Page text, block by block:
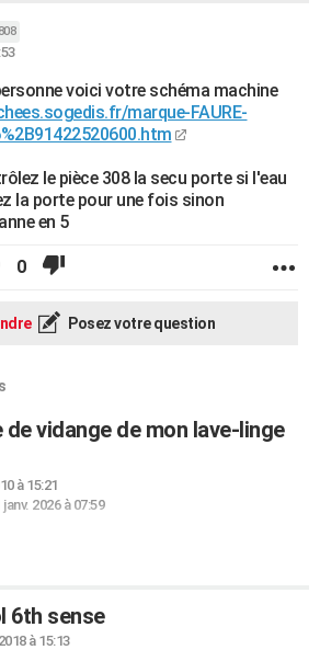
voici votre schéma machine
marque-FAURE-
le pièce 308 la secu porte si l'eau
la porte pour une fois sinon
en 5
0
Posez votre question
de vidange de mon lave-linge
à 15:21
janv. 2026 à 07:59
6th sense
à 15:13